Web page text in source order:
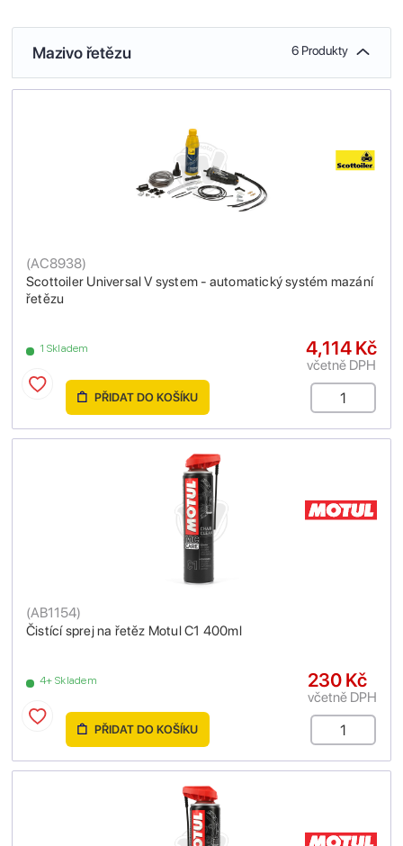
Mazivo řetězu 6 Produkty
Scottoiler Universal V system - automatický systém mazání
řetězu
(AC8938)
1 Skladem 4,114 Kč
včetně DPH
PŘIDAT DO KOŠÍKU
Čistící sprej na řetěz Motul C1 400ml
(AB1154)
4+ Skladem 230 Kč
včetně DPH
PŘIDAT DO KOŠÍKU